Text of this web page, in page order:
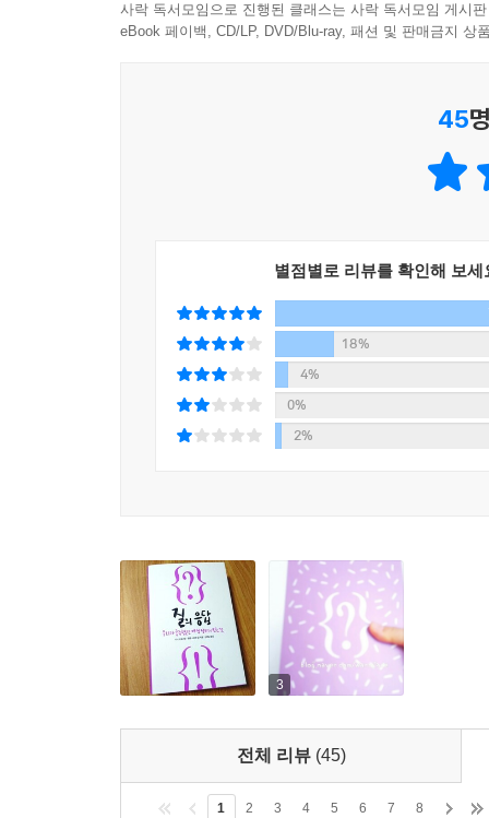
· 해외 인터뷰
실제로 20대와 30대 초반의 친구들을 염두에
관한 많은 질문을 했습니다. 그들은 이러한 질문
만들어야 한다고 생각했습니다. 그러나 물론,
이 책은 여성에 대해 쓰였습니다. 남자들도 읽어야
여성과 같이 살거나 진지하게 같이 살아가려는
이해할 것입니다. 또 CAT 체위와 같은 성생활을
이 책에서는 여성 성기에 관한 잘못된 믿음과 고
이 책을 쓰기 위해 공부하면서 가장 놀라웠던
책을 쓰면서 성기에 대한 발견한 것 중 가장 충격
음핵이 밤 중에 최대 8번 발기하는 거대 조직이라
한 종를 비롯해 소수의 동물종과만 공유하는 드문
노르웨이에서 베스트셀러가 되고, 세계 여러 나라
이 책에는 성욕과 오르가슴, 성기의 냄새와 같은
여성들이 알아야 할 신체에 관한 많은 것들을 15
수 없고 여전히 꿈만 같습니다. 하지만 노르웨이
여성 성기의 모든 것을 철저히 밝힌다. … 세상
사락 독서모임으로 진행된 클래스는 사락 독서모임 게시
eBook 페이백, CD/LP, DVD/Blu-ray, 패션 및 판매금지 상
45
별점별로 리뷰를 확인해 보세
18%
4%
0%
2%
3
전체 리뷰 (45)
1 2 3 4 5 6 7 8